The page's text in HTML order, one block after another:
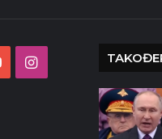
YouTubeInstagram